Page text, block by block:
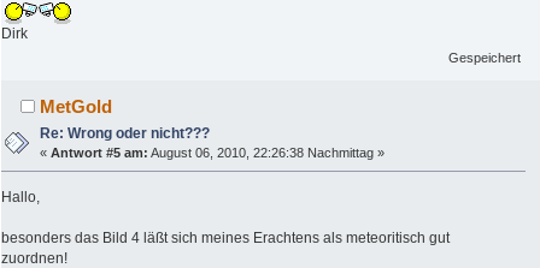
Dirk
Gespeichert
MetGold
Re: Wrong oder nicht???
«Antwort #5 am: August 06, 2010, 22:26:38 Nachmittag »
Hallo,
besonders das Bild 4 läßt sich meines Erachtens als meteoritisch gut
zuordnen!